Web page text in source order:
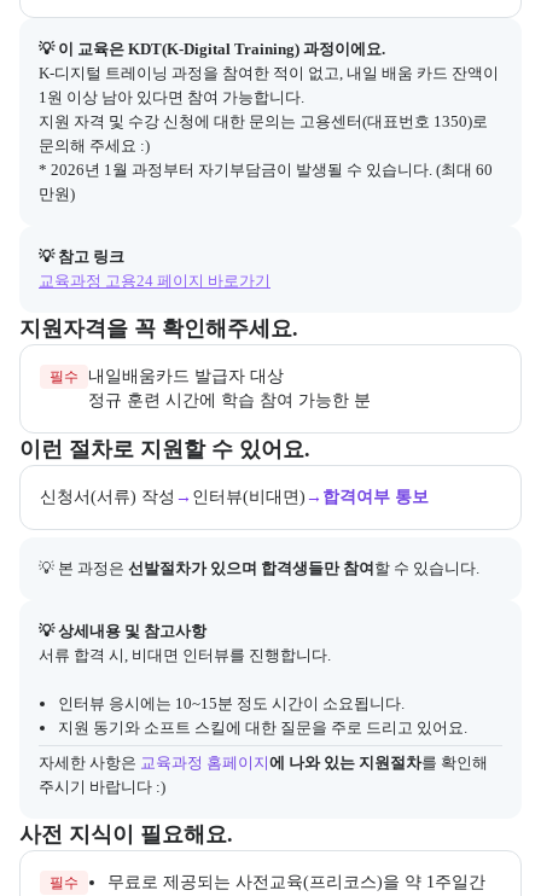
💡 이 교육은 KDT(K-Digital Training) 과정이에요.
K-디지털 트레이닝 과정을 참여한 적이 없고, 내일 배움 카드 잔액이
1원 이상 남아 있다면 참여 가능합니다.
지원 자격 및 수강 신청에 대한 문의는 고용센터(대표번호 1350)로
문의해 주세요 :)
* 2026년 1월 과정부터 자기부담금이 발생될 수 있습니다. (최대 60
만원)
💡 참고 링크
교육과정 고용24 페이지 바로가기
지원자격을 꼭 확인해주세요.
교육과정 지원 자격과 우대 사항을 각각 묶어서 안내한다.
필수
정규 훈련 시간에 학습 참여 가능한 분
이런 절차로 지원할 수 있어요.
교육과정 지원 절차와 참여 조건, 상세 참고사항을 안내한다.
신청서(서류) 작성 → 인터뷰(비대면) → 합격여부 통보
💡 본 과정은 선발절차가 있으며 합격생들만 참여 할 수 있습니다.
💡 상세내용 및 참고사항
아래에는 지원 절차의 상세 설명 및 참고 링크가 포함된다.
서류 합격 시, 비대면 인터뷰를 진행합니다.
인터뷰 응시에는 10~15분 정도 시간이 소요됩니다.
지원 동기와 소프트 스킬에 대한 질문을 주로 드리고 있어요.
자세한 사항은 교육과정 홈페이지에 나와 있는 지원절차를 확인해
주시기 바랍니다 :)
사전 지식이 필요해요.
수강 전 준비하면 좋은 필수 및 권장 사전 지식과, 사전 학습 자료 제
필수
무료로 제공되는 사전교육(프리코스)을 약 1주일간